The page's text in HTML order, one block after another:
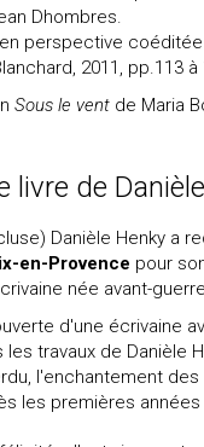
Dhombres.
perspective
2011, pp.113 à
Sous le vent de Maria
livre de
Danièle Henky a
en-Provence pour
née avant-
d'une écrivaine
travaux de Danièle
l'enchantement
les premières